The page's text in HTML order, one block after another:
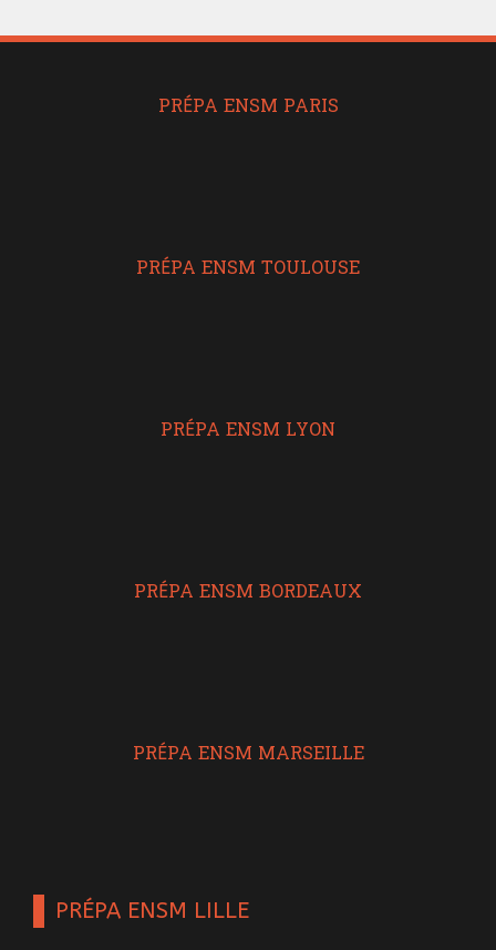
PRÉPA ENSM PARIS
PRÉPA ENSM TOULOUSE
PRÉPA ENSM LYON
PRÉPA ENSM BORDEAUX
PRÉPA ENSM MARSEILLE
PRÉPA ENSM LILLE